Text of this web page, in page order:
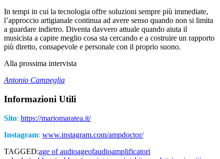
In tempi in cui la tecnologia offre soluzioni sempre più immediate,
l’approccio artigianale continua ad avere senso quando non si limita
a guardare indietro. Diventa davvero attuale quando aiuta il
musicista a capire meglio cosa sta cercando e a costruire un rapporto
più diretto, consapevole e personale con il proprio suono.
Alla prossima intervista
Antonio Campeglia
Informazioni Utili
Sito: https://mariomaratea.it/
Instagram: www.instagram.com/ampdoctor/
TAGGED:age of audioageofaudioamplificatori